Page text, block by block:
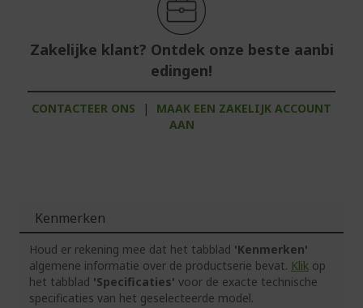
Zakelijke klant? Ontdek onze beste aanbi
edingen!
CONTACTEER ONS |
MAAK EEN ZAKELIJK ACCOUNT
AAN
Kenmerken
Houd er rekening mee dat het tabblad 'Kenmerken'
algemene informatie over de productserie bevat. Klik op
het tabblad 'Specificaties' voor de exacte technische
specificaties van het geselecteerde model.